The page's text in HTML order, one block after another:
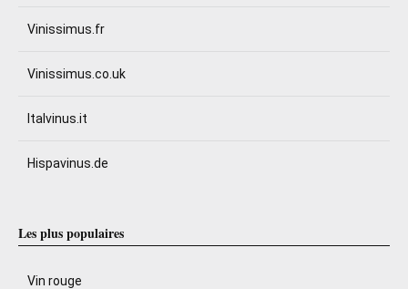
Vinissimus.fr
Vinissimus.co.uk
Italvinus.it
Hispavinus.de
Les plus populaires
Vin rouge